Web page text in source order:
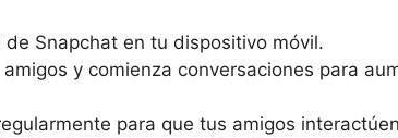
de Snapchat en​ tu dispositivo móvil.
y comienza⁤ conversaciones para
​para que tus amigos